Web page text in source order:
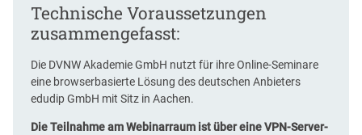
Technische Voraussetzungen
zusammengefasst:
Die DVNW Akademie GmbH nutzt für ihre Online-Seminare
eine browserbasierte Lösung des deutschen Anbieters
edudip GmbH mit Sitz in Aachen.
Die Teilnahme am Webinarraum ist über eine VPN-Server-